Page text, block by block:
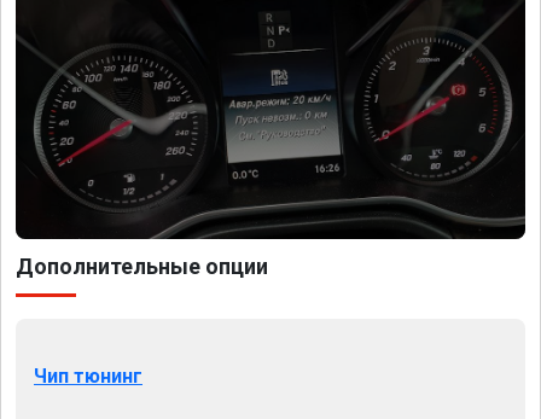
Дополнительные опции
Чип тюнинг